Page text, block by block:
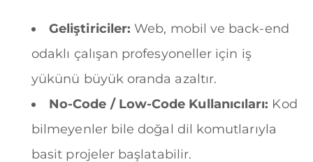
Geliştiriciler: Web, mobil ve back-end
odaklı çalışan profesyoneller için iş
yükünü büyük oranda azaltır.
No-Code / Low-Code Kullanıcıları: Kod
bilmeyenler bile doğal dil komutlarıyla
basit projeler başlatabilir.